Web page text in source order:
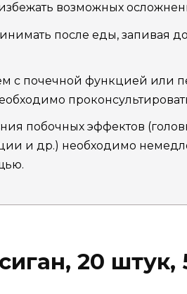
возможных
после еды, запивая
с почечной функцией или
побочных эффектов
и др.) необходимо
20 штук,